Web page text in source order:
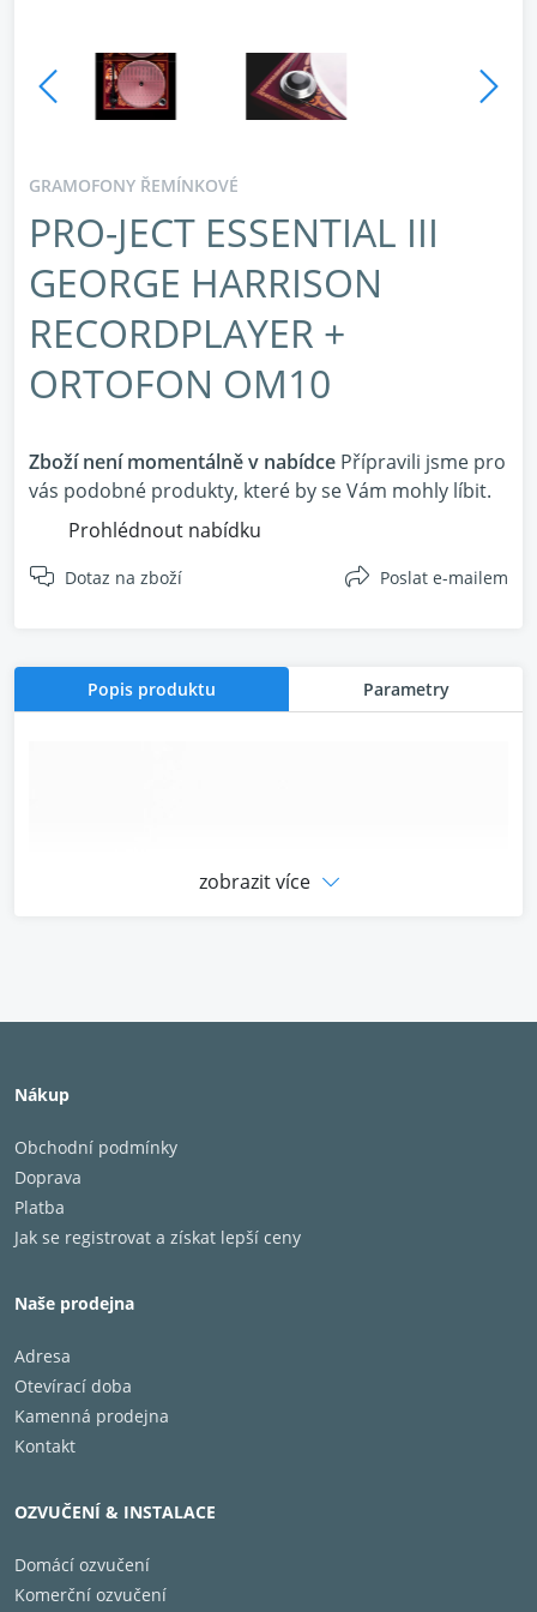
GRAMOFONY ŘEMÍNKOVÉ
PRO-JECT ESSENTIAL III
GEORGE HARRISON
RECORDPLAYER +
ORTOFON OM10
Zboží není momentálně v nabídce Přípravili jsme pro
vás podobné produkty, které by se Vám mohly líbit.
Prohlédnout nabídku
Dotaz na zboží Poslat e-mailem
Popis produktu Parametry
- Speciální edice z řady essential
- Řemenový pohon se synchroním motorem a
silikonovým řemínkem
zobrazit více
Nákup
Obchodní podmínky
Doprava
Platba
Jak se registrovat a získat lepší ceny
Naše prodejna
Adresa
Otevírací doba
Kamenná prodejna
Kontakt
OZVUČENÍ & INSTALACE
Domácí ozvučení
Komerční ozvučení